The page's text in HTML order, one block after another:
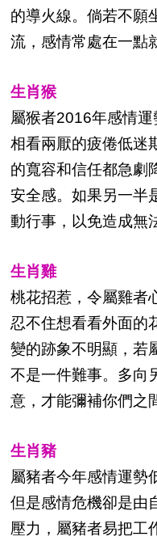
的導火線。倘若不願
流，感情常處在一點
生肖猴
屬猴者2016年感情
相看兩厭的疲倦低迷
的寬容和信任都急劇
安全感。如果另一半
動行事，以免造成無
生肖雞
桃花招惹，令屬雞者
忍不住想看看外面的
變的跡象不明顯，若
不是一件難事。多向
意，才能彌補你們之
生肖豬
屬豬者今年感情運勢
但是感情危機卻是由
壓力，屬豬者易把工